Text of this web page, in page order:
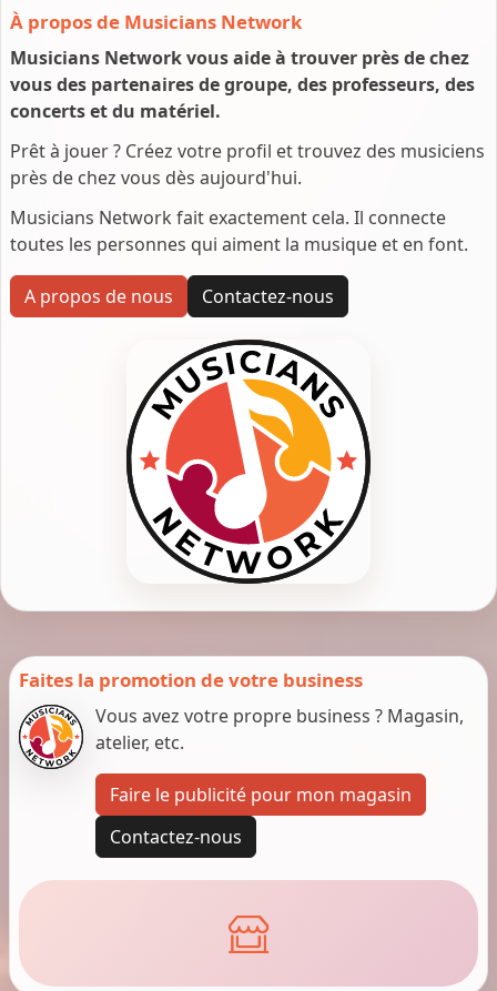
À propos de Musicians Network
Musicians Network vous aide à trouver près de chez
vous des partenaires de groupe, des professeurs, des
concerts et du matériel.
Prêt à jouer ? Créez votre profil et trouvez des musiciens
près de chez vous dès aujourd'hui.
Musicians Network fait exactement cela. Il connecte
toutes les personnes qui aiment la musique et en font.
A propos de nous Contactez-nous
Faites la promotion de votre business
Vous avez votre propre business ? Magasin,
atelier, etc.
Faire le publicité pour mon magasin
Contactez-nous